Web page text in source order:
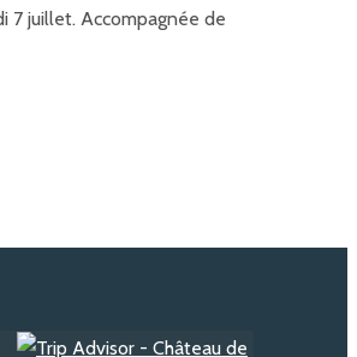
7 juillet. Accompagnée de